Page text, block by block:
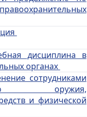
дисциплина в
органах
сотрудниками
оружия,
и физической